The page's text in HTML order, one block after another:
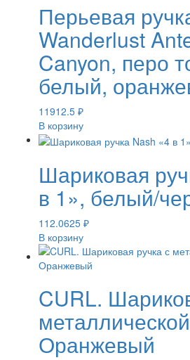
Перьевая
Wanderlust
Canyon, перо
белый,
11912.5 ₽
В корзину
Шариковая
в 1», белый/
112.0625 ₽
В корзину
CURL.
Оранжевый